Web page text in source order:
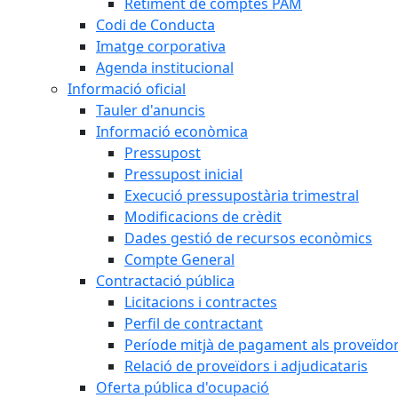
Codi de Conducta
Imatge corporativa
Agenda institucional
Informació oficial
Tauler d'anuncis
Informació econòmica
Pressupost
Pressupost inicial
Execució pressupostària trimestral
Modificacions de crèdit
Dades gestió de recursos econòmics
Compte General
Contractació pública
Licitacions i contractes
Perfil de contractant
Període mitjà de pagament als
Relació de proveïdors i adjudicataris
Oferta pública d'ocupació